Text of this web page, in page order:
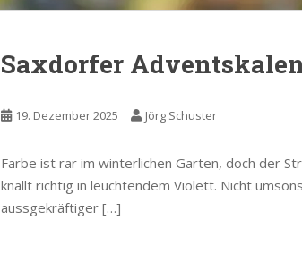
Saxdorfer
19. Dezember 2025 Jörg Schuster
Farbe ist rar im winterlichen Garten, doch der
knallt richtig in leuchtendem Violett. Nicht
aussgekräftiger […]